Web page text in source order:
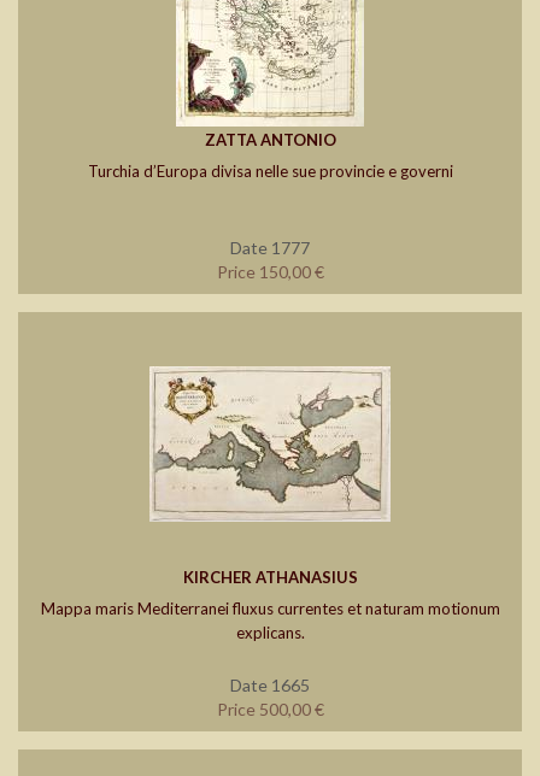
ZATTA ANTONIO
Turchia d’Europa divisa nelle sue provincie e governi
Date 1777
Price 150,00 €
KIRCHER ATHANASIUS
Mappa maris Mediterranei fluxus currentes et naturam motionum
explicans.
Date 1665
Price 500,00 €